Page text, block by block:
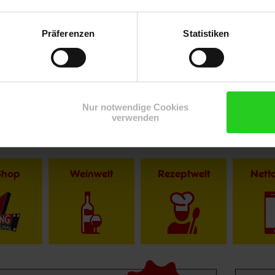
Präferenzen Statistiken
Nur notwendige Cookies
verwenden
im Textverlauf die männliche Form der Anrede.
Weinwelt Rezeptwelt